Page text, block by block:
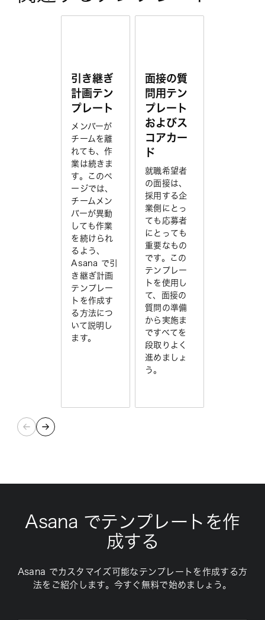
引き継ぎ
計画テン
プレート
メンバーが
チームを離
れても、作
業は続きま
す。このペ
ージでは、
チームメン
バーが異動
しても作業
を続けられ
るよう、
Asana で引
き継ぎ計画
テンプレー
トを作成す
る方法につ
いて説明し
ます。
面接の質
問用テン
プレート
およびス
コアカー
ド
就職希望者
の面接は、
採用する企
業側にとっ
ても応募者
にとっても
重要なもの
です。この
テンプレー
トを使用し
て、面接の
質問の準備
から実施ま
ですべてを
段取りよく
進めましょ
う。
Asana でテンプレートを作
成する
Asana でカスタマイズ可能なテンプレートを作成する方
法をご紹介します。今すぐ無料で始めましょう。